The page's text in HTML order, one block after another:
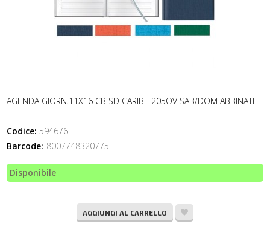
AGENDA GIORN.11X16 CB SD CARIBE 205OV SAB/DOM ABBINATI
Codice: 594676
Barcode: 8007748320775
Disponibile
AGGIUNGI AL CARRELLO